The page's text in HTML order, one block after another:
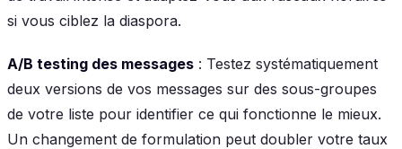
si vous ciblez la diaspora.
A/B testing des messages : Testez systématiquement
deux versions de vos messages sur des sous-groupes
de votre liste pour identifier ce qui fonctionne le mieux.
Un changement de formulation peut doubler votre taux